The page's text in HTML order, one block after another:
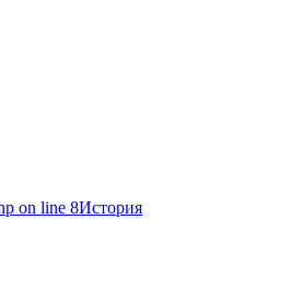
on line 8История